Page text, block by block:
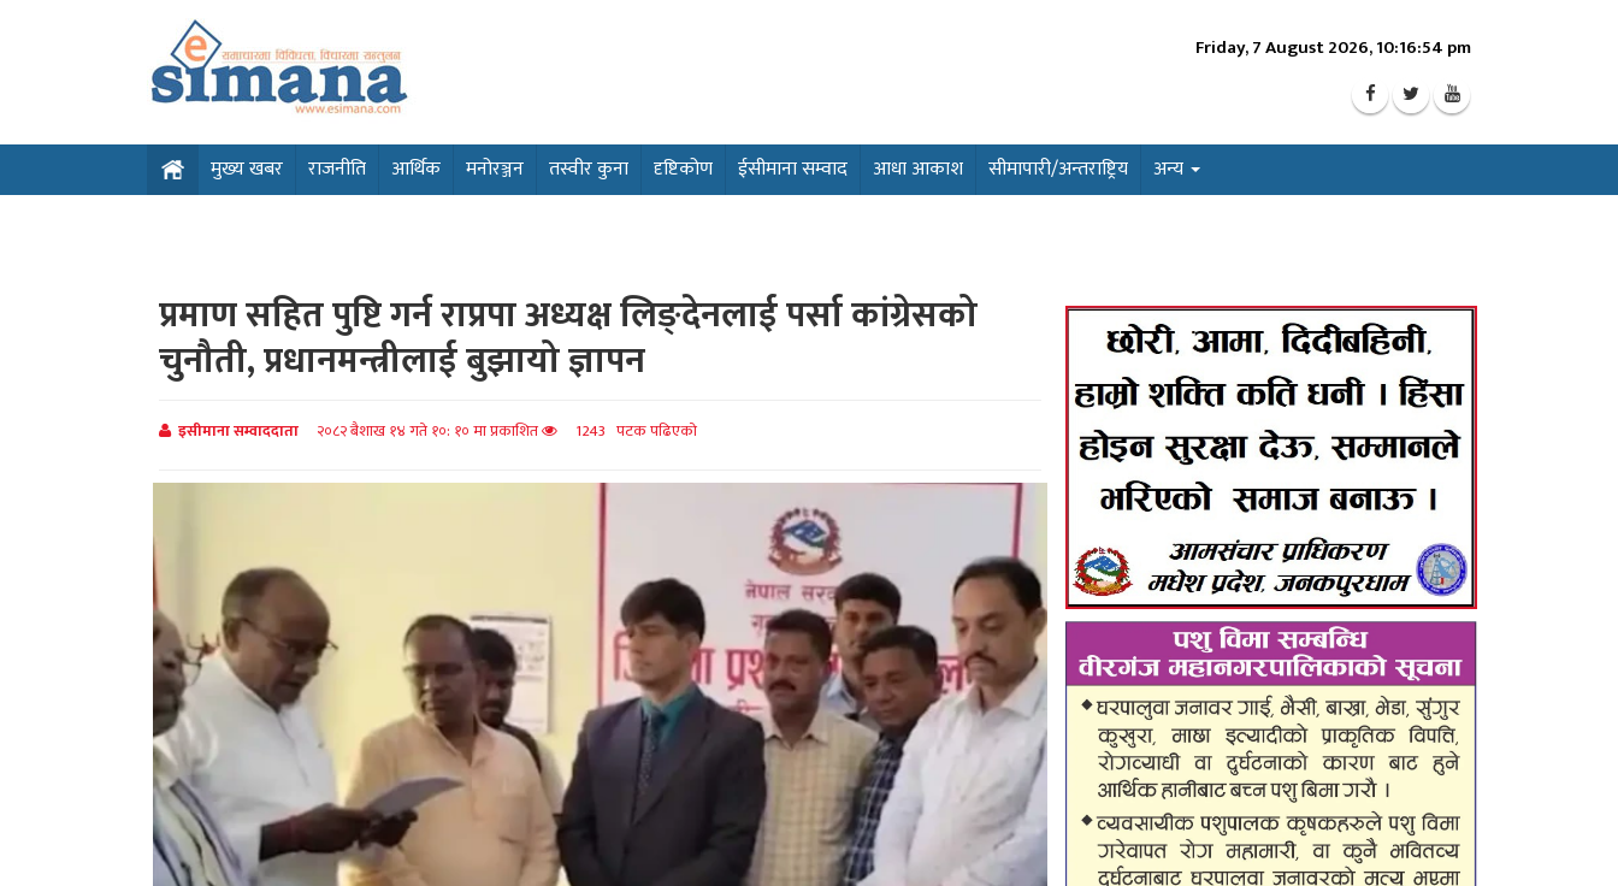
Friday, 7 August 2026, 10:16:56 pm
मुख्य खबर राजनीति आर्थिक मनोरञ्जन तस्वीर कुना दृष्टिकोण ईसीमाना सम्वाद आधा आकाश सीमापारी/अन्तराष्ट्रिय अन्य
प्रमाण सहित पुष्टि गर्न राप्रपा अध्यक्ष लिङ्देनलाई पर्सा कांग्रेसको
चुनौती, प्रधानमन्त्रीलाई बुझायो ज्ञापन
इसीमाना सम्वाददाता २०८२ बैशाख १४ गते १०: १० मा प्रकाशित 1243 पटक पढिएको